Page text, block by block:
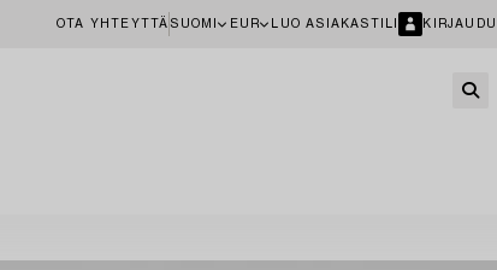
OTA YHTEYTTÄ SUOMI EUR LUO ASIAKASTILI KIRJAUDU